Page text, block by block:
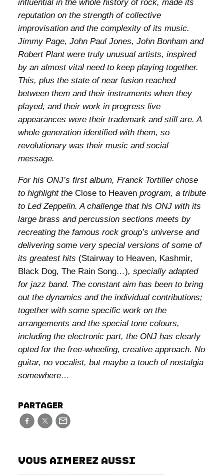
influential in the whole history of rock, made its
reputation on the strength of collective
improvisation and the complexity of its music.
Jimmy Page, John Paul Jones, John Bonham and
Robert Plant were truly unusual artists, inspired
by an almost vital need to keep playing together.
This, plus the state of near fusion reached
between them and their instruments when they
played, and their work in progress live
appearances were their trademark and still are. A
whole generation identified with them, so
revolutionary was their music and social
message.
For his ONJ’s first album, Franck Tortiller chose
to highlight the Close to Heaven program, a tribute
to Led Zeppelin. A challenge that his ONJ with its
large brass and percussion sections meets by
recreating the famous rock group’s universe and
delivering some very special versions of some of
its greatest hits (Stairway to Heaven, Kashmir,
Black Dog, The Rain Song…), specially adapted
for jazz band. The constant aim has been to bring
out the dynamics and the individual contributions;
together with some specific work on the
arrangements and the special tone colours,
including the electronic part, the ONJ has clearly
opted for the free-wheeling, creative approach. No
guitar, no vocalist, but maybe a touch of nostalgia
somewhere…
PARTAGER
VOUS AIMEREZ AUSSI